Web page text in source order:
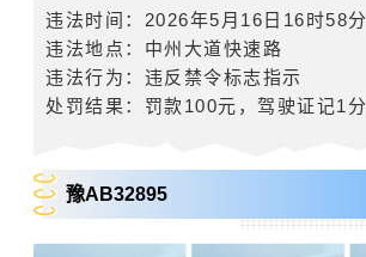
违法时间：2026年5月16日16时58分
违法地点：中州大道快速路
违法行为：违反禁令标志指示
处罚结果：罚款100元，驾驶证记1 分
豫AB32895